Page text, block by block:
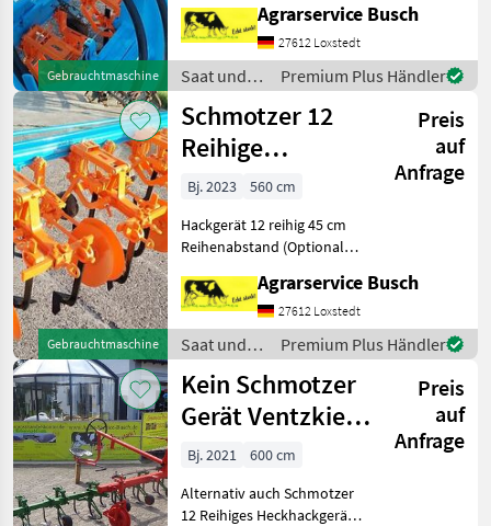
Gebrauchtmaschine
Bitte vor Anfrage Texte
lesen! !!!!!!!!Bitte Texte
sorgfältig lesen !!!!!!!!!!!!!!!!!
Maissaatgut & Neu,
Agrarservice Busch
27612 Loxstedt
Saat und
Pflege /
Schmotzer
Premium Plus Händler
Gebrauchtmaschine
Schmotzer 12
Reihige
Heckhacke 12
Reihige
Hackgerät mit Ex
Preis
auf
Anfrage
Bj. 2023
560 cm
Hackgerät 12 reihig 45 cm
Reihenabstand (Optional
Exacktsteuerung Achtung
es gibt 34 Bilder zur
Gerätedokumentaion
!!!!!!!!!!!!!!!!!!!!!!!!!!!!!
Agrarservice Busch
27612 Loxstedt
Saat und
Pflege /
Schmotzer
Premium Plus Händler
Kein Schmotzer
Gerät Ventzkie
12 reihiges
Hackge
Preis
auf
Anfrage
Bj. 2021
600 cm
Alternativ auch Schmotzer
12 Reihiges Heckhackgerät